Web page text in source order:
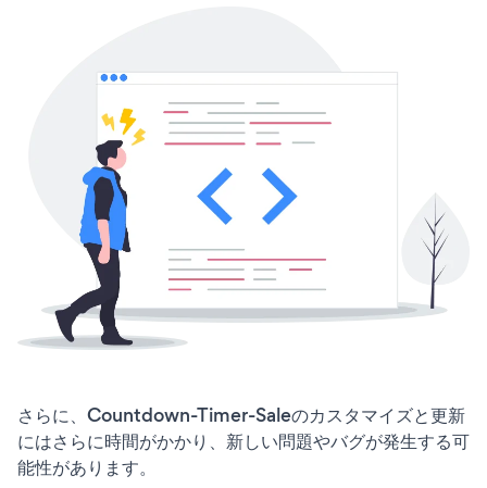
さらに、Countdown-Timer-Saleのカスタマイズと更新
にはさらに時間がかかり、新しい問題やバグが発生する可
能性があります。